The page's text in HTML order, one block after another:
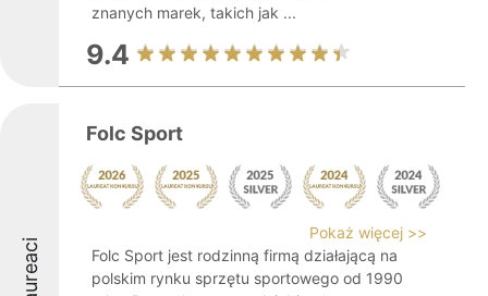
znanych marek, takich jak ...
9.4
Laureaci
Folc Sport
Pokaż więcej >>
Folc Sport jest rodzinną firmą działającą na
polskim rynku sprzętu sportowego od 1990